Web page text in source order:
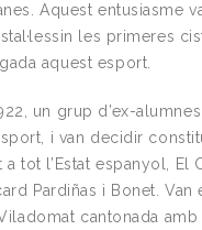
Aquest entusiasme
les primeres
aquest esport.
un grup d’ex-
i van decidir
tot l’Estat espanyol, El
Pardiñas i Bonet.
cantonada